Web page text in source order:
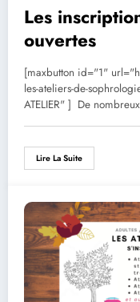
Les
ouvertes
[maxbutton id="1"
les-ateliers-de-
ATELIER" ] De
Lire La Suite